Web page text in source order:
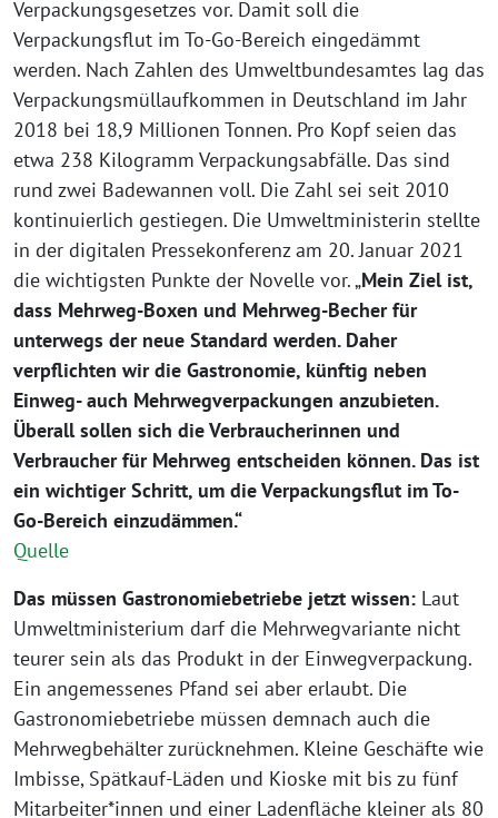
Verpackungsgesetzes vor. Damit soll die
Verpackungsflut im To-Go-Bereich eingedämmt
werden. Nach Zahlen des Umweltbundesamtes lag das
Verpackungsmüllaufkommen in Deutschland im Jahr
2018 bei 18,9 Millionen Tonnen. Pro Kopf seien das
etwa 238 Kilogramm Verpackungsabfälle. Das sind
rund zwei Badewannen voll. Die Zahl sei seit 2010
kontinuierlich gestiegen. Die Umweltministerin stellte
in der digitalen Pressekonferenz am 20. Januar 2021
die wichtigsten Punkte der Novelle vor. „Mein Ziel ist,
dass Mehrweg-Boxen und Mehrweg-Becher für
unterwegs der neue Standard werden. Daher
verpflichten wir die Gastronomie, künftig neben
Einweg- auch Mehrwegverpackungen anzubieten.
Überall sollen sich die Verbraucherinnen und
Verbraucher für Mehrweg entscheiden können. Das ist
ein wichtiger Schritt, um die Verpackungsflut im To-
Go-Bereich einzudämmen.“
Quelle
Das müssen Gastronomiebetriebe jetzt wissen: Laut
Umweltministerium darf die Mehrwegvariante nicht
teurer sein als das Produkt in der Einwegverpackung.
Ein angemessenes Pfand sei aber erlaubt. Die
Gastronomiebetriebe müssen demnach auch die
Mehrwegbehälter zurücknehmen. Kleine Geschäfte wie
Imbisse, Spätkauf-Läden und Kioske mit bis zu fünf
Mitarbeiter*innen und einer Ladenfläche kleiner als 80